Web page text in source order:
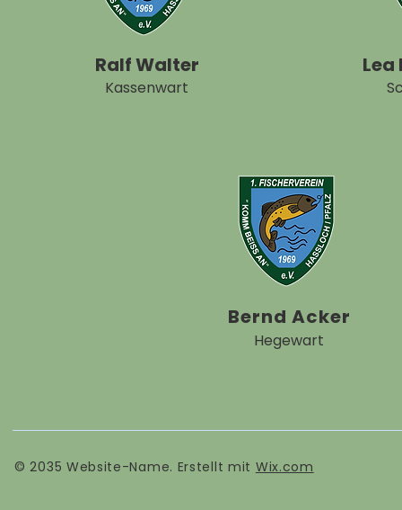
Ralf Walter
Kassenwart
Bernd Acker
Hegewart
© 2035 Website-Name. Erstellt mit Wix.com